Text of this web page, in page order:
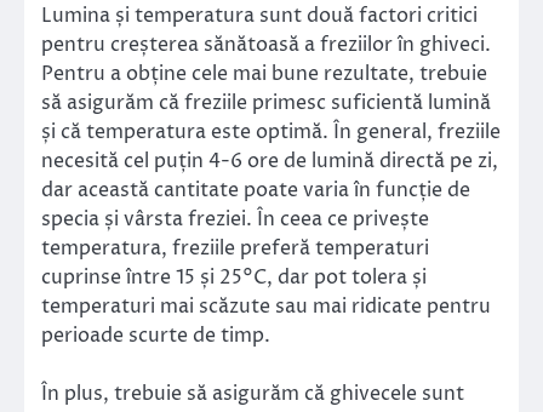
Lumina și temperatura sunt două factori critici
pentru creșterea sănătoasă a freziilor în ghiveci.
Pentru a obține cele mai bune rezultate, trebuie
să asigurăm că freziile primesc suficientă lumină
și că temperatura este optimă. În general, freziile
necesită cel puțin 4-6 ore de lumină directă pe zi,
dar această cantitate poate varia în funcție de
specia și vârsta freziei. În ceea ce privește
temperatura, freziile preferă temperaturi
cuprinse între 15 și 25°C, dar pot tolera și
temperaturi mai scăzute sau mai ridicate pentru
perioade scurte de timp.
În plus, trebuie să asigurăm că ghivecele sunt